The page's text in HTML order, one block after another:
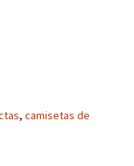
, camisetas de